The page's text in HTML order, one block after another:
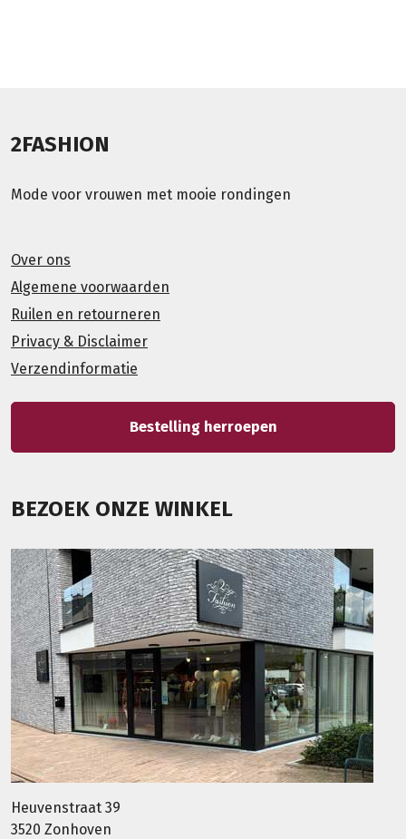
2FASHION
Mode voor vrouwen met mooie rondingen
Over ons
Algemene voorwaarden
Ruilen en retourneren
Privacy & Disclaimer
Verzendinformatie
Bestelling herroepen
BEZOEK ONZE WINKEL
Heuvenstraat 39
3520 Zonhoven